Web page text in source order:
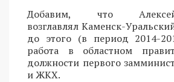
Добавим, что
возглавлял Каменск-
до этого (в период 2014-
работа в областном
должности первого
и ЖКХ.